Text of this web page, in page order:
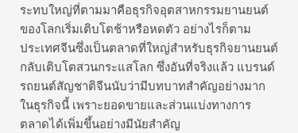
ระทบใหญ่ที่ตามมาคือธุรกิจอุตสาหกรรมยานยนต์
ของโลกเริ่มเติบโตช้าหรือหดตัว อย่างไรก็ตาม
ประเทศจีนซึ่งเป็นตลาดที่ใหญ่สำหรับธุรกิจยานยนต์
กลับเติบโตสวนกระแสโลก ซึ่งอันที่จริงแล้ว แบรนด์
รถยนต์สัญชาติจีนนับว่ามีบทบาทสำคัญอย่างมาก
ในธุรกิจนี้ เพราะยอดขายและส่วนแบ่งทางการ
ตลาดได้เพิ่มขึ้นอย่างมีนัยสำคัญ